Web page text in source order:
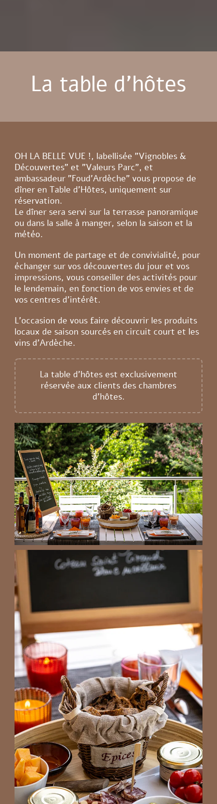
La table d'hôtes
OH LA BELLE VUE !, labellisée "Vignobles &
Découvertes" et "Valeurs Parc", et
ambassadeur "Foud'Ardèche" vous propose de
dîner en Table d’Hôtes, uniquement sur
réservation.
Le dîner sera servi sur la terrasse panoramique
ou dans la salle à manger, selon la saison et la
météo.
Un moment de partage et de convivialité, pour
échanger sur vos découvertes du jour et vos
impressions, vous conseiller des activités pour
le lendemain, en fonction de vos envies et de
vos centres d’intérêt.
L’occasion de vous faire découvrir les produits
locaux de saison sourcés en circuit court et les
vins d’Ardèche.
La table d’hôtes est exclusivement
réservée aux clients des chambres
d’hôtes.